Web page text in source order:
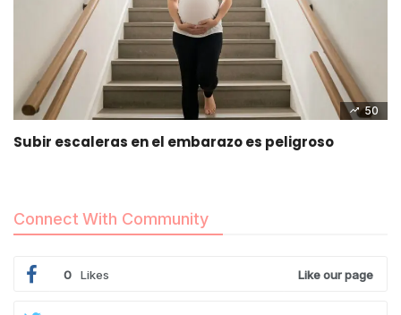
50
Subir escaleras en el embarazo es peligroso
Connect With Community
0 Likes Like our page